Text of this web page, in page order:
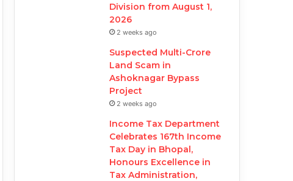
Division from August 1,
2026
2 weeks ago
Suspected Multi-Crore
Land Scam in
Ashoknagar Bypass
Project
2 weeks ago
Income Tax Department
Celebrates 167th Income
Tax Day in Bhopal,
Honours Excellence in
Tax Administration,